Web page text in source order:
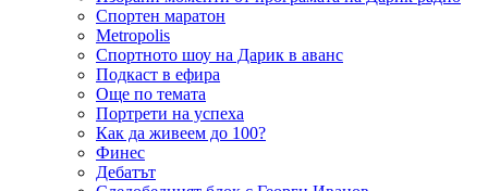
Спортен маратон
Metropolis
Спортното шоу на Дарик в аванс
Подкаст в ефира
Още по темата
Портрети на успеха
Как да живеем до 100?
Финес
Дебатът